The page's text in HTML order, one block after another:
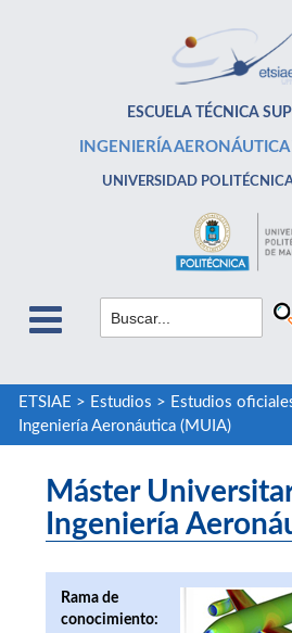
ESCUELA TÉCNICA
INGENIERÍA
UNIVERSIDAD
ETSIAE > Estudios > Estudios
Ingeniería Aeronáutica (MUIA)
Máster
Ingeniería
Rama de
conocimiento: